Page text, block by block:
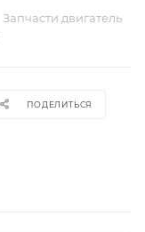
Запчасти двигатель
ПОДЕЛИТЬСЯ